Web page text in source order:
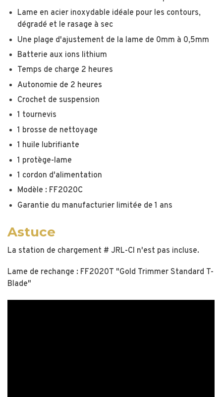
Lame en acier inoxydable idéale pour les contours,
dégradé et le rasage à sec
Une plage d'ajustement de la lame de 0mm à 0,5mm
Batterie aux ions lithium
Temps de charge 2 heures
Autonomie de 2 heures
Crochet de suspension
1 tournevis
1 brosse de nettoyage
1 huile lubrifiante
1 protège-lame
1 cordon d'alimentation
Modèle : FF2020C
Garantie du manufacturier limitée de 1 ans
Astuce
La station de chargement # JRL-CI n'est pas incluse.
Lame de rechange : FF2020T "Gold Trimmer Standard T-
Blade"